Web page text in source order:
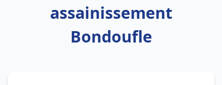
assainissement
Bondoufle